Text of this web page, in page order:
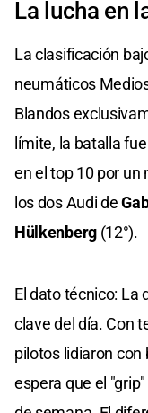
​La lucha en
​La clasificación
neumáticos
Blandos
límite, la batalla
en el top 10 por un
los dos Audi de
Hülkenberg (12°).
​El dato técnico: La
clave del día. Con
pilotos lidiaron con
espera que el